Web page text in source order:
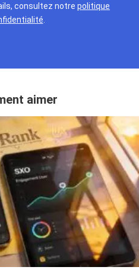
consultez notre politique
aimer